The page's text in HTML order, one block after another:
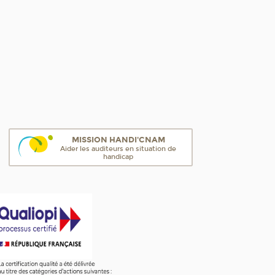
MISSION HANDI'CNAM
Aider les auditeurs en situation de
handicap